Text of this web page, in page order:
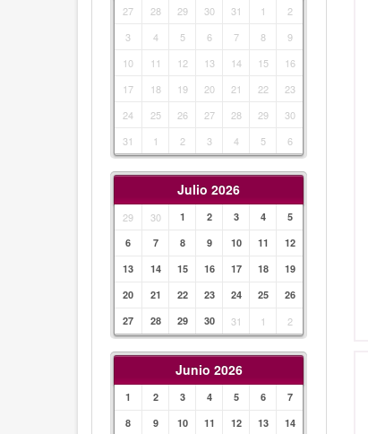
27 28 29 30 31 1
2
3
4 5 6 7 8
9
10
11 12 13 14 15
16
17
18 19 20 21 22
23
24
25 26 27 28 29
30
31
1 2 3 4 5 6
Julio 2026
29 30 1 2 3 4
5
6
7 8 9 10 11
12
13
14 15 16 17 18
19
20
21 22 23 24 25
26
27
28 29 30 31 1 2
Junio 2026
1 2 3 4 5 6
7
8
9 10 11 12 13
14